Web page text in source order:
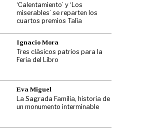
‘Calentamiento’ y ‘Los
miserables’ se reparten los
cuartos premios Talía
Ignacio Mora
Tres clásicos patrios para la
Feria del Libro
Eva Miguel
La Sagrada Familia, historia de
un monumento interminable